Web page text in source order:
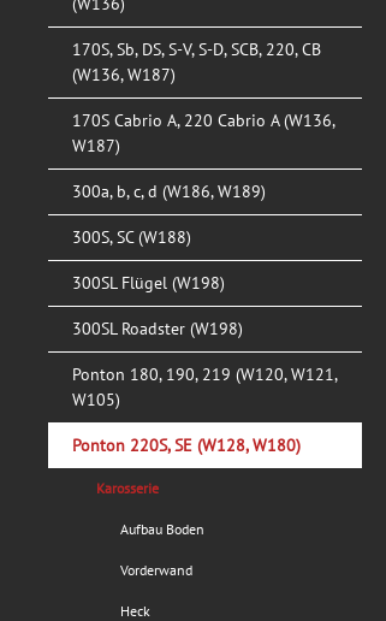
170S, Sb, DS, S-V, S-D, SCB, 220, CB
(W136, W187)
170S Cabrio A, 220 Cabrio A (W136,
W187)
300a, b, c, d (W186, W189)
300S, SC (W188)
300SL Flügel (W198)
300SL Roadster (W198)
Ponton 180, 190, 219 (W120, W121,
W105)
Ponton 220S, SE (W128, W180)
Karosserie
Aufbau Boden
Vorderwand
Heck